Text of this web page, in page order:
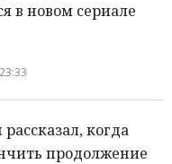
в новом сериале
когда
продолжение